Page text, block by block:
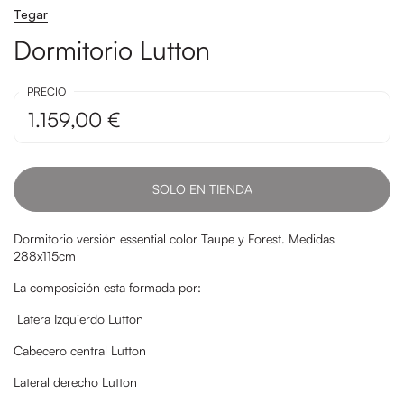
Tegar
Dormitorio Lutton
PRECIO
1.159,00 €
SOLO EN TIENDA
Dormitorio versión essential color Taupe y Forest. Medidas
288x115cm
La composición esta formada por:
Latera Izquierdo Lutton
Cabecero central Lutton
Lateral derecho Lutton